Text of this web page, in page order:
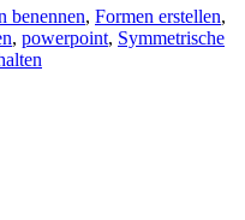
benennen, Formen erstellen,
, powerpoint, Symmetrische